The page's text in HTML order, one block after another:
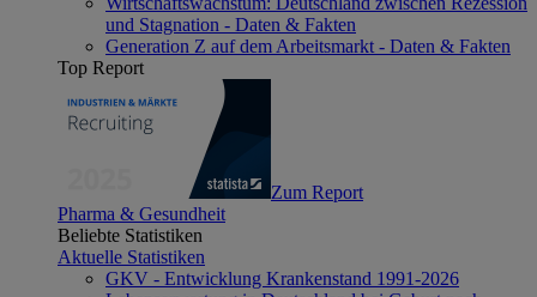
und Stagnation - Daten & Fakten
Generation Z auf dem Arbeitsmarkt - Daten & Fakten
Top Report
Zum Report
Pharma & Gesundheit
Beliebte Statistiken
Aktuelle Statistiken
GKV - Entwicklung Krankenstand 1991-2026